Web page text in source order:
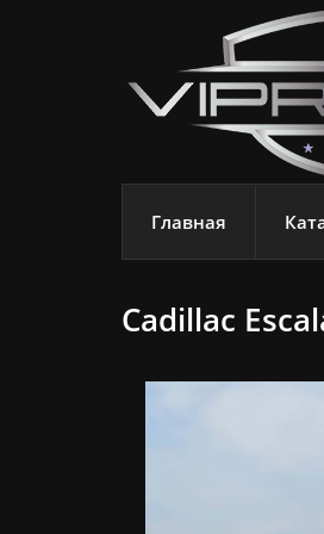
Главная
Cadillac